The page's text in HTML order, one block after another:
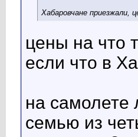
Хабаровчане
цены на что
если что в
на самолете
семью из